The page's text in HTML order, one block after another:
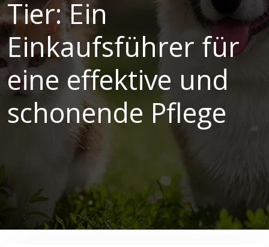
Tier: Ein
Einkaufsführer für
eine effektive und
schonende Pflege